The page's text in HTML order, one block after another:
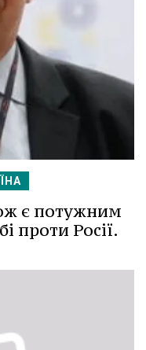
є потужним
проти Росії.